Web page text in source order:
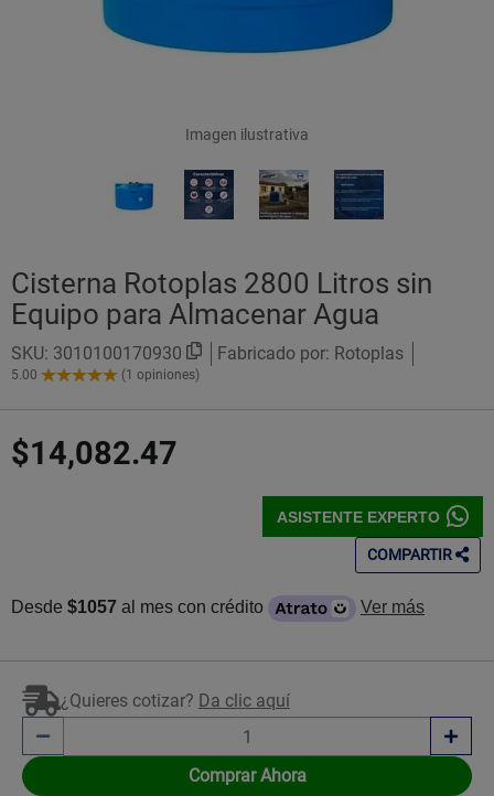
Imagen ilustrativa
Cisterna Rotoplas 2800 Litros sin
Equipo para Almacenar Agua
SKU: 3010100170930 Fabricado por: Rotoplas
5.00
5.00
Estrellas!
(1 opiniones)
$14,082.47
ASISTENTE EXPERTO
COMPARTIR
Desde $1057 al mes con crédito Ver más
¿Quieres cotizar? Da clic aquí
Comprar Ahora